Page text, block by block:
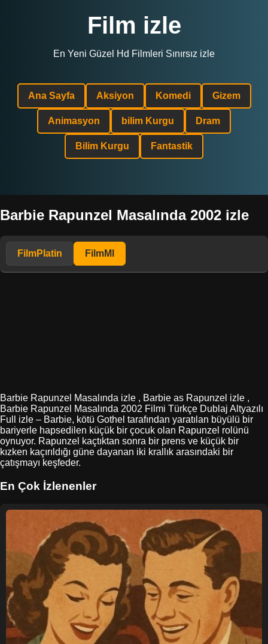
Film izle
En Yeni Güzel Hd Filmleri Sınırsız izle
Ana Sayfa Aksiyon Komedi Gizem
Animasyon bilim Kurgu Dram
Bilim Kurgu Fantastik
Barbie Rapunzel Masalında 2002 izle
FilmPlatin FilmMl
Barbie Rapunzel Masalında izle , Barbie as Rapunzel izle ,
Barbie Rapunzel Masalında 2002 Filmi Türkçe Dublaj Altyazılı
Full izle – Barbie, kötü Gothel tarafından yaratılan büyülü bir
bariyerle hapsedilen küçük bir çocuk olan Rapunzel rolünü
oynuyor. Rapunzel kaçtıktan sonra bir prens ve küçük bir
kızken kaçırıldığı güne dayanan iki krallık arasındaki bir
çatışmayı keşfeder.
En Çok İzlenenler